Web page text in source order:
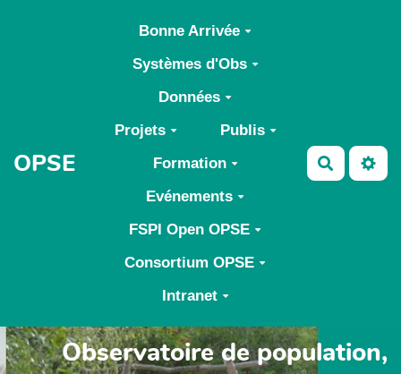
Aller au contenu principal
OPSE
Bonne Arrivée
Systèmes d'Obs
Données
Projets
Publis
Formation
Evénements
FSPI Open OPSE
Consortium OPSE
Intranet
Observatoire de population,